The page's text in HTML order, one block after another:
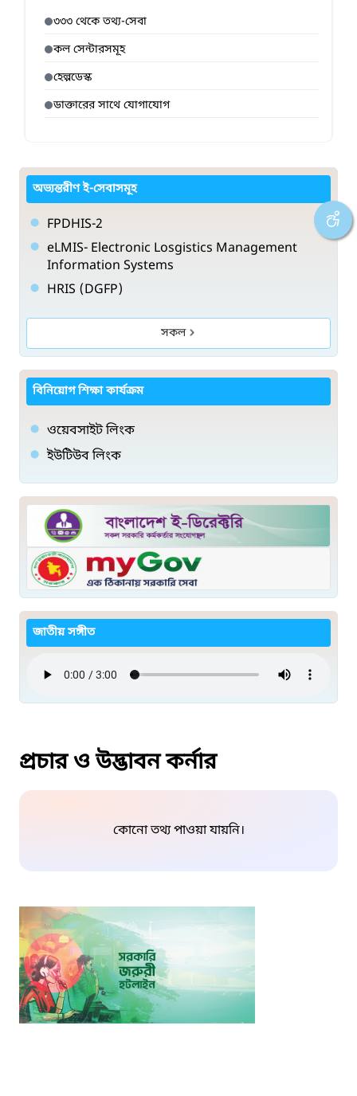
৩৩৩ থেকে তথ্য-সেবা
কল সেন্টারসমূহ
হেল্পডেস্ক
ডাক্তারের সাথে যোগাযোগ
অভ্যন্তরীণ ই-সেবাসমূহ
FPDHIS-2
eLMIS- Electronic Losgistics Management
Information Systems
HRIS (DGFP)
সকল
বিনিয়োগ শিক্ষা কার্যক্রম
ওয়েবসাইট লিংক
ইউটিউব লিংক
জাতীয় সঙ্গীত
প্রচার ও উদ্ভাবন কর্নার
কোনো তথ্য পাওয়া যায়নি।